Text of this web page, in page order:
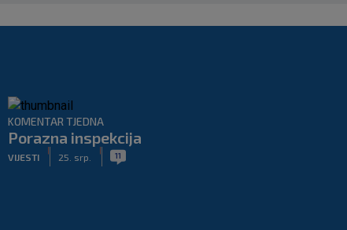
KOMENTAR TJEDNA
Porazna inspekcija
VIJESTI 25. srp. 11